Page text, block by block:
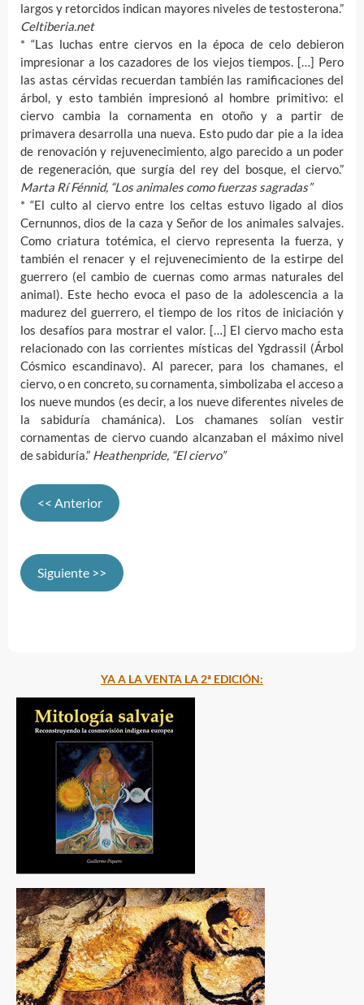
largos y retorcidos indican mayores niveles de testosterona.”
Celtiberia.net
* “Las luchas entre ciervos en la época de celo debieron
impresionar a los cazadores de los viejos tiempos. […] Pero
las astas cérvidas recuerdan también las ramificaciones del
árbol, y esto también impresionó al hombre primitivo: el
ciervo cambia la cornamenta en otoño y a partir de
primavera desarrolla una nueva. Esto pudo dar pie a la idea
de renovación y rejuvenecimiento, algo parecido a un poder
de regeneración, que surgía del rey del bosque, el ciervo.”
Marta Rí Fénnid, “Los animales como fuerzas sagradas”
* “El culto al ciervo entre los celtas estuvo ligado al dios
Cernunnos, dios de la caza y Señor de los animales salvajes.
Como criatura totémica, el ciervo representa la fuerza, y
también el renacer y el rejuvenecimiento de la estirpe del
guerrero (el cambio de cuernas como armas naturales del
animal). Este hecho evoca el paso de la adolescencia a la
madurez del guerrero, el tiempo de los ritos de iniciación y
los desafíos para mostrar el valor. […] El ciervo macho esta
relacionado con las corrientes místicas del Ygdrassil (Árbol
Cósmico escandinavo). Al parecer, para los chamanes, el
ciervo, o en concreto, su cornamenta, simbolizaba el acceso a
los nueve mundos (es decir, a los nueve diferentes niveles de
la sabiduría chamánica). Los chamanes solían vestir
cornamentas de ciervo cuando alcanzaban el máximo nivel
de sabiduría.” Heathenpride, “El ciervo”
<< Anterior
Siguiente >>
YA A LA VENTA LA 2ª EDICIÓN: